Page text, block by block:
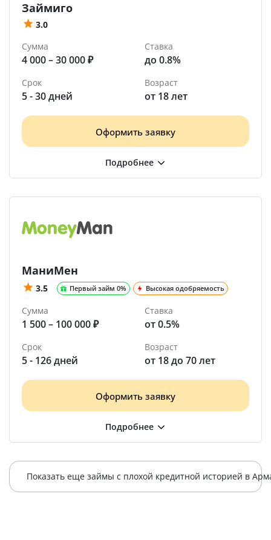
Займиго
3.0
Сумма
4 000 – 30 000 ₽
Ставка
до 0.8%
Срок
5 - 30 дней
Возраст
от 18 лет
Оформить заявку
МаниМен
3.5 Первый займ 0% Высокая одобряемость
Сумма
1 500 – 100 000 ₽
Ставка
от 0.5%
Срок
5 - 126 дней
Возраст
от 18 до 70 лет
Оформить заявку
Показать еще займы с плохой